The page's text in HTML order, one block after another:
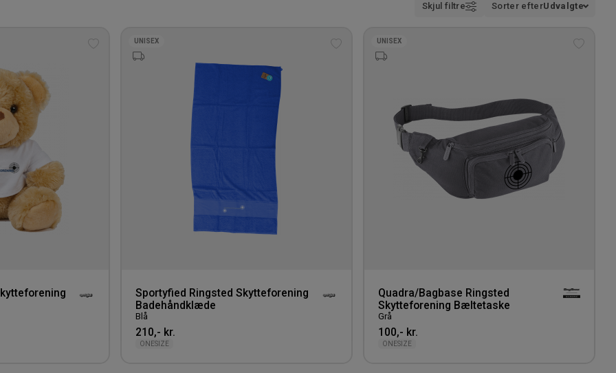
Skjul filtre Sorter efterUdvalgte
UNISEX
Sportyfied Ringsted Skytteforening
Badehåndklæde
Blå
210,- kr.
ONESIZE
UNISEX
Quadra/Bagbase Ringsted
Skytteforening Bæltetaske
Grå
100,- kr.
ONESIZE